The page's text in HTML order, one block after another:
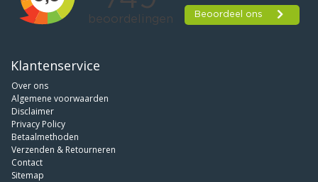
Klantenservice
Over ons
Algemene voorwaarden
Disclaimer
Privacy Policy
Betaalmethoden
Verzenden & Retourneren
Contact
Sitemap